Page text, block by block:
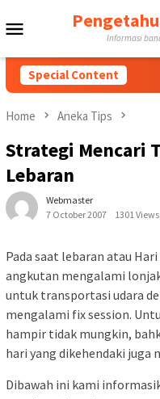
to
Mobile Informasi
Special Content
Home Aneka Tips
Strategi Mencari
Lebaran
Webmaster
7 October 2007
1301 Views
Pada saat lebaran atau
angkutan mengalami
untuk transportasi udara
mengalami fix session.
hampir tidak mungkin,
hari yang dikehendaki juga
Dibawah ini kami